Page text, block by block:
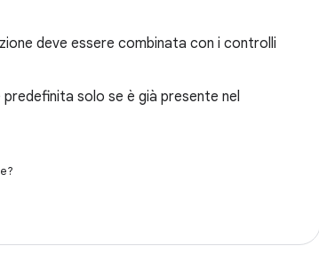
deve essere combinata con i controlli
solo se è già presente nel